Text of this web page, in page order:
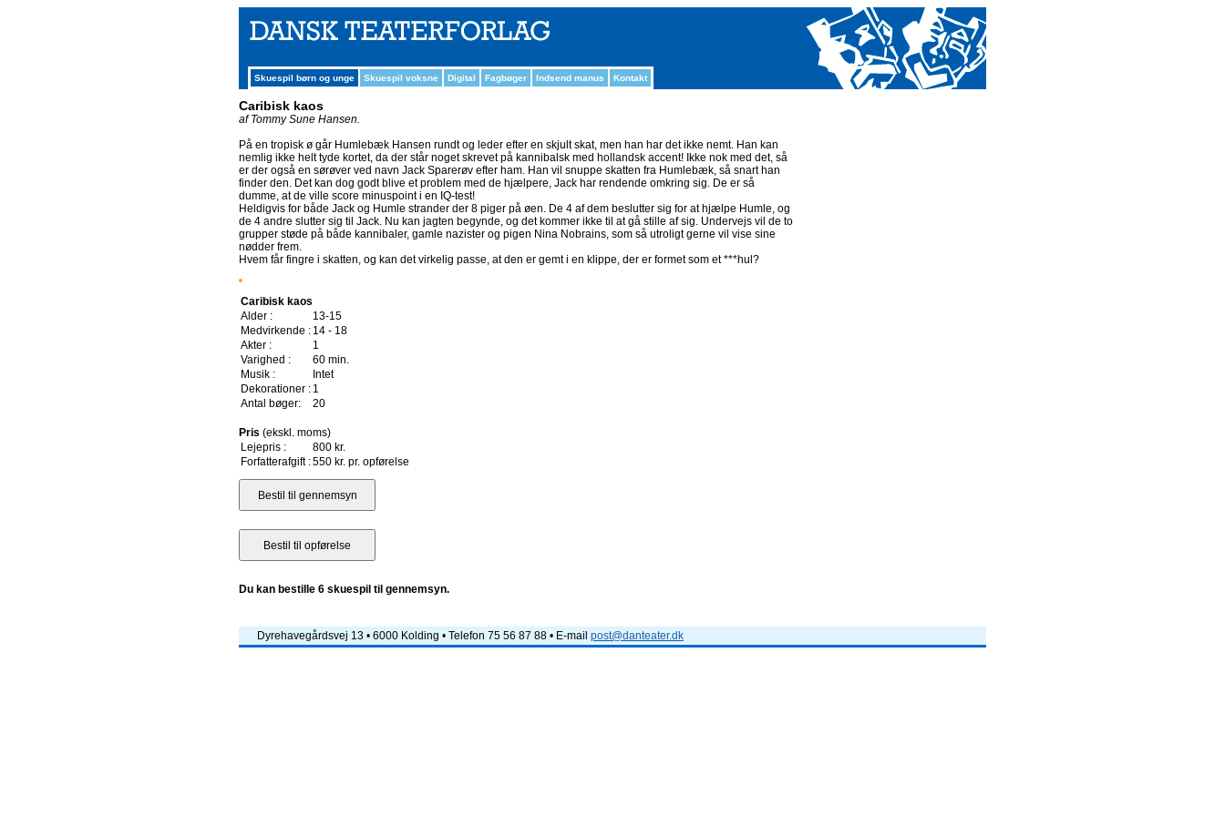
Skuespil børn og unge Skuespil voksne Digital Fagbøger Indsend manus Kontakt
Caribisk kaos
af Tommy Sune Hansen.
På en tropisk ø går Humlebæk Hansen rundt og leder efter en skjult skat, men han har det ikke nemt. Han kan
nemlig ikke helt tyde kortet, da der står noget skrevet på kannibalsk med hollandsk accent! Ikke nok med det, så
er der også en sørøver ved navn Jack Sparerøv efter ham. Han vil snuppe skatten fra Humlebæk, så snart han
finder den. Det kan dog godt blive et problem med de hjælpere, Jack har rendende omkring sig. De er så
dumme, at de ville score minuspoint i en IQ-test!
Heldigvis for både Jack og Humle strander der 8 piger på øen. De 4 af dem beslutter sig for at hjælpe Humle, og
de 4 andre slutter sig til Jack. Nu kan jagten begynde, og det kommer ikke til at gå stille af sig. Undervejs vil de to
grupper støde på både kannibaler, gamle nazister og pigen Nina Nobrains, som så utroligt gerne vil vise sine
nødder frem.
Hvem får fingre i skatten, og kan det virkelig passe, at den er gemt i en klippe, der er formet som et ***hul?
Caribisk kaos
Alder :
13-15
Medvirkende : 14 - 18
Akter :
1
Varighed :
60 min.
Musik :
Intet
Dekorationer : 1
Antal bøger:
20
Pris (ekskl. moms)
Lejepris :
800 kr.
Forfatterafgift :550 kr. pr. opførelse
Du kan bestille 6 skuespil til gennemsyn.
Dyrehavegårdsvej 13 • 6000 Kolding • Telefon 75 56 87 88 • E-mail post@danteater.dk